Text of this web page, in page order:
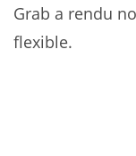
Grab a rendu
flexible.